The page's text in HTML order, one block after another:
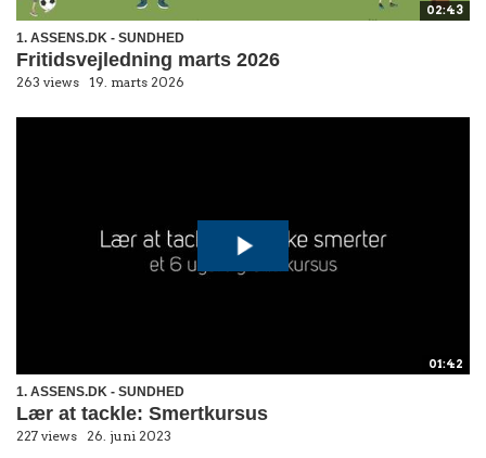
02:43
1. ASSENS.DK - SUNDHED
Fritidsvejledning marts 2026
263 views 19. marts 2026
01:42
1. ASSENS.DK - SUNDHED
Lær at tackle: Smertkursus
227 views 26. juni 2023